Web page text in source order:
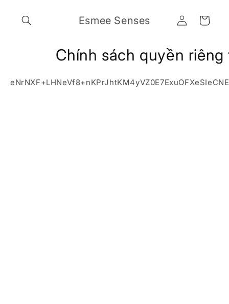
dung
Esmee Senses
Đăng
nhập
hàng
Chính sách quyền